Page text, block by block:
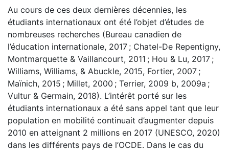
Au cours de ces deux dernières décennies, les
étudiants internationaux ont été l’objet d’études de
nombreuses recherches (Bureau canadien de
l’éducation internationale, 2017 ; Chatel-De Repentigny,
Montmarquette & Vaillancourt, 2011 ; Hou & Lu, 2017 ;
Williams, Williams, & Abuckle, 2015, Fortier, 2007 ;
Maïnich, 2015 ; Millet, 2000 ; Terrier, 2009 b, 2009a ;
Vultur & Germain, 2018). L’intérêt porté sur les
étudiants internationaux a été sans appel tant que leur
population en mobilité continuait d’augmenter depuis
2010 en atteignant 2 millions en 2017 (UNESCO, 2020)
dans les différents pays de l’OCDE. Dans le cas du